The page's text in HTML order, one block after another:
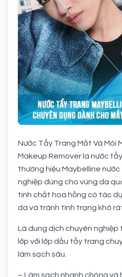
Nước Tẩy Trang Mắt Và Môi
Makeup Remover là nước
thương hiệu Maybelline
nghiệp dùng cho vùng da
tinh chất hoa hồng có tác
da và tránh tình trạng khô
Là dung dịch chuyên nghiệp
lớp với lớp dầu tẩy trang
làm sạch sâu.
– Làm sạch nhanh chóng và